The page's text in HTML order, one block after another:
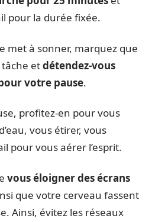
pour la durée fixée.
met à sonner, marquez que
etdétendez-vous
votre pause.
profitez-en pour vous
vous étirer, vous
pour vous aérer l’esprit.
vous éloigner des écrans
que votre cerveau fassent
Ainsi, évitez les réseaux